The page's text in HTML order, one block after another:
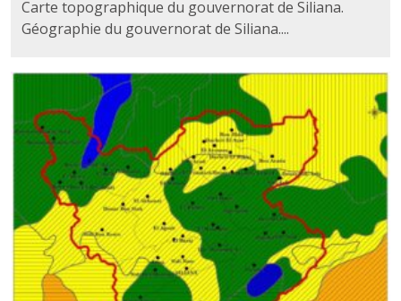
Carte topographique du gouvernorat de Siliana.
Géographie du gouvernorat de Siliana....